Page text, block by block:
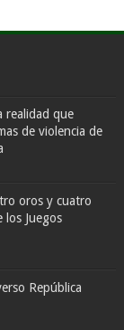
realidad que
de violencia de
oros y cuatro
los Juegos
República